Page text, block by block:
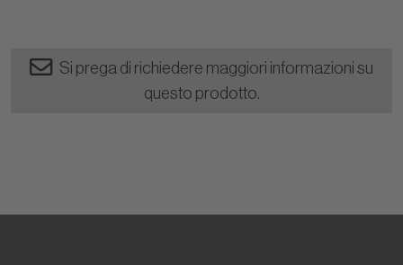
Si prega di richiedere maggiori informazioni su
questo prodotto.